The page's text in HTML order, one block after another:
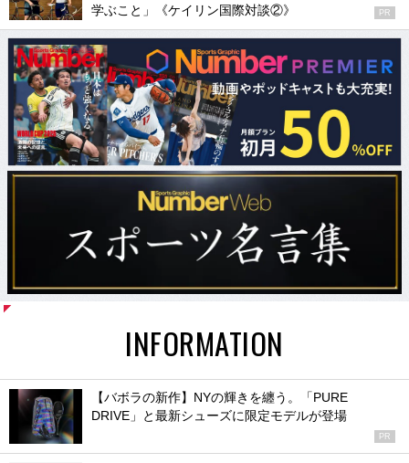
学ぶこと」《ケイリン国際対談②》
PR
INFORMATION
【バボラの新作】NYの輝きを纏う。「PURE
DRIVE」と最新シューズに限定モデルが登場
PR